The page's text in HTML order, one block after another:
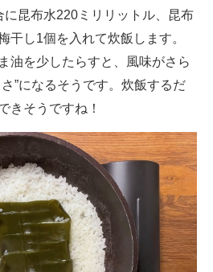
話題
に昆布水220ミリリットル、昆布
干し1個を入れて炊飯します。
油を少したらすと、風味がさら
”になるそうです。炊飯するだ
きそうですね！